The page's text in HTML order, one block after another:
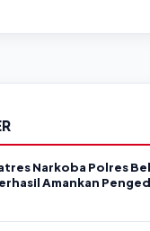
Narkoba Polres
Amankan